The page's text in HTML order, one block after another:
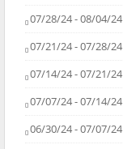
07/28/24 - 08/04/24
07/21/24 - 07/28/24
07/14/24 - 07/21/24
07/07/24 - 07/14/24
06/30/24 - 07/07/24